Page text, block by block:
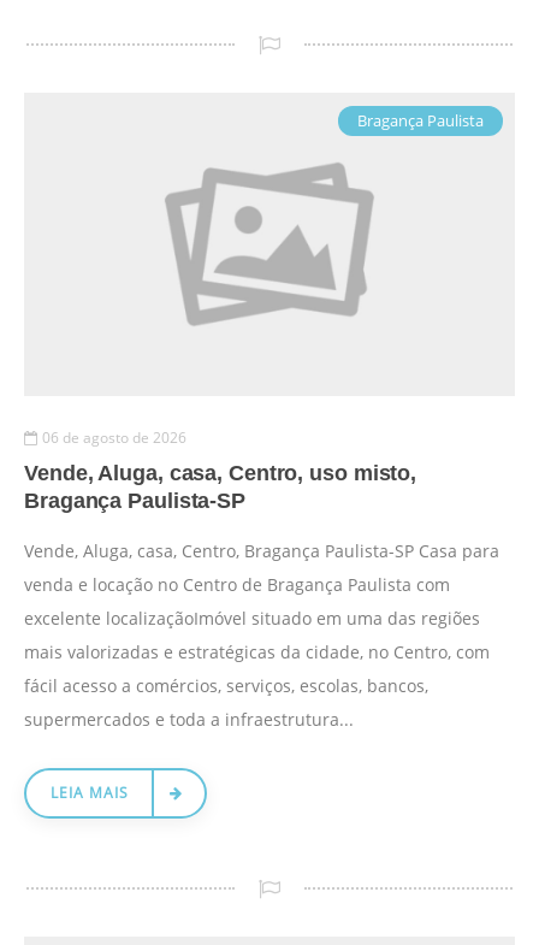
Bragança Paulista
06 de agosto de 2026
Vende, Aluga, casa, Centro, uso misto,
Bragança Paulista-SP
Vende, Aluga, casa, Centro, Bragança Paulista-SP Casa para
venda e locação no Centro de Bragança Paulista com
excelente localizaçãoImóvel situado em uma das regiões
mais valorizadas e estratégicas da cidade, no Centro, com
fácil acesso a comércios, serviços, escolas, bancos,
supermercados e toda a infraestrutura...
LEIA MAIS